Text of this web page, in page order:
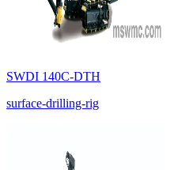
SWDI 140C-DTH
surface-drilling-rig